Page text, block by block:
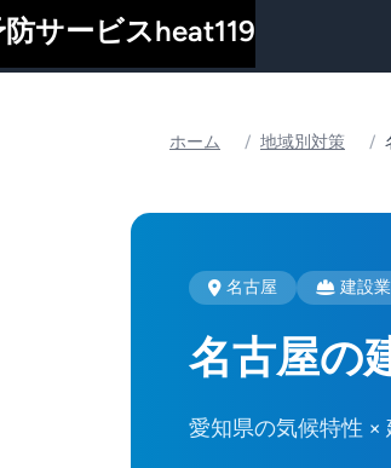
サービスheat119
ホーム / 地域別対策 /
名古屋 建設業
名古屋の
愛知県の気候特性 ×